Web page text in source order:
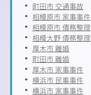
町田市 交通事故
相模原市 家事事件
相模原市 債務整理
相模大野 債務整理
厚木市 離婚
町田市 離婚
厚木市 家事事件
横浜市 民事事件
横浜市 家事事件